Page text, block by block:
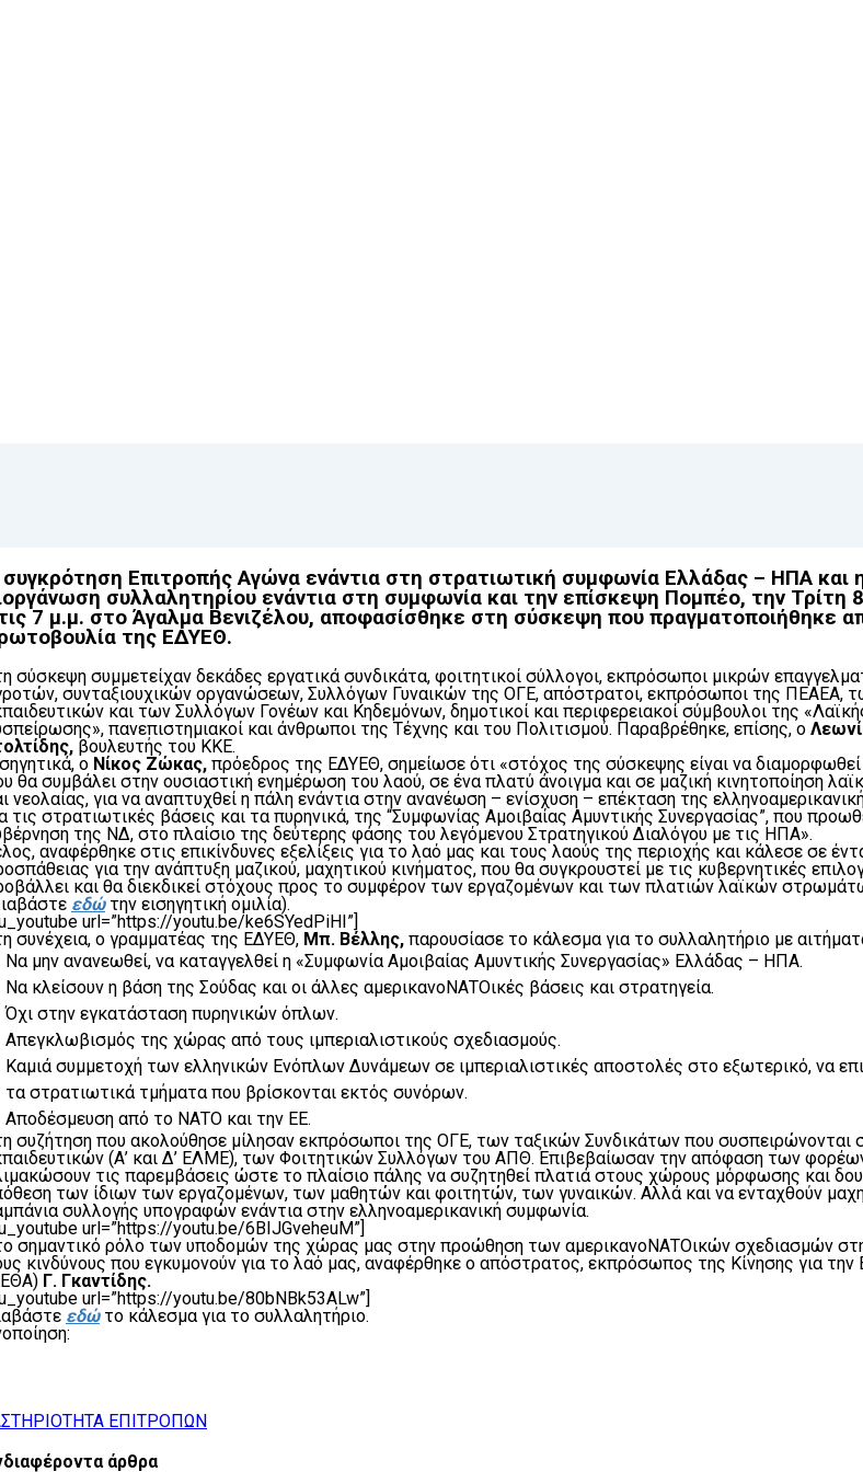
05/2026
πανελλαδικής αντιιμπεριαλιστικής δράσης: Κορύφωση με την 43η Μαραθώνια Πορεία Ειρήνης (SPOT)
05/2026
συγκρότηση Επιτροπής Αγώνα ενάντια στη στρατιωτική συμφωνία Ελλάδας – ΗΠΑ και
συλλαλητηρίου ενάντια στη συμφωνία και την επίσκεψη Πομπέο, την Τρίτη
7 μ.μ. στο Άγαλμα Βενιζέλου, αποφασίσθηκε στη σύσκεψη που πραγματοποιήθηκε
της ΕΔΥΕΘ.
σύσκεψη συμμετείχαν δεκάδες εργατικά συνδικάτα, φοιτητικοί σύλλογοι, εκπρόσωποι μικρών
συνταξιουχικών οργανώσεων, Συλλόγων Γυναικών της ΟΓΕ, απόστρατοι, εκπρόσωποι της ΠΕΑΕΑ,
και των Συλλόγων Γονέων και Κηδεμόνων, δημοτικοί και περιφερειακοί σύμβουλοι της
πανεπιστημιακοί και άνθρωποι της Τέχνης και του Πολιτισμού. Παραβρέθηκε, επίσης, ο
βουλευτής του ΚΚΕ.
ο Νίκος Ζώκας, πρόεδρος της ΕΔΥΕΘ, σημείωσε ότι «στόχος της σύσκεψης είναι να
θα συμβάλει στην ουσιαστική ενημέρωση του λαού, σε ένα πλατύ άνοιγμα και σε μαζική κινητοποίηση
νεολαίας, για να αναπτυχθεί η πάλη ενάντια στην ανανέωση – ενίσχυση – επέκταση της
τις στρατιωτικές βάσεις και τα πυρηνικά, της “Συμφωνίας Αμοιβαίας Αμυντικής Συνεργασίας”, που
της ΝΔ, στο πλαίσιο της δεύτερης φάσης του λεγόμενου Στρατηγικού Διαλόγου με τις ΗΠΑ».
αναφέρθηκε στις επικίνδυνες εξελίξεις για το λαό μας και τους λαούς της περιοχής και κάλεσε σε
για την ανάπτυξη μαζικού, μαχητικού κινήματος, που θα συγκρουστεί με τις κυβερνητικές
και θα διεκδικεί στόχους προς το συμφέρον των εργαζομένων και των πλατιών λαϊκών
εδώτην εισηγητική ομιλία).
url=”https://youtu.be/ke6SYedPiHI”]
συνέχεια, ο γραμματέας της ΕΔΥΕΘ, Μπ. Βέλλης, παρουσίασε το κάλεσμα για το συλλαλητήριο με
Να μην ανανεωθεί, να καταγγελθεί η «Συμφωνία Αμοιβαίας Αμυντικής Συνεργασίας» Ελλάδας – ΗΠΑ.
Να κλείσουν η βάση της Σούδας και οι άλλες αμερικανοΝΑΤΟικές βάσεις και στρατηγεία.
Όχι στην εγκατάσταση πυρηνικών όπλων.
Απεγκλωβισμός της χώρας από τους ιμπεριαλιστικούς σχεδιασμούς.
Καμιά συμμετοχή των ελληνικών Ενόπλων Δυνάμεων σε ιμπεριαλιστικές αποστολές στο εξωτερικό, να
τα στρατιωτικά τμήματα που βρίσκονται εκτός συνόρων.
Αποδέσμευση από το ΝΑΤΟ και την ΕΕ.
συζήτηση που ακολούθησε μίλησαν εκπρόσωποι της ΟΓΕ, των ταξικών Συνδικάτων που
(Α’ και Δ’ ΕΛΜΕ), των Φοιτητικών Συλλόγων του ΑΠΘ. Επιβεβαίωσαν την απόφαση των
τις παρεμβάσεις ώστε το πλαίσιο πάλης να συζητηθεί πλατιά στους χώρους μόρφωσης και
των ίδιων των εργαζομένων, των μαθητών και φοιτητών, των γυναικών. Αλλά και να ενταχθούν
συλλογής υπογραφών ενάντια στην ελληνοαμερικανική συμφωνία.
url=”https://youtu.be/6BIJGveheuM”]
σημαντικό ρόλο των υποδομών της χώρας μας στην προώθηση των αμερικανοΝΑΤΟικών σχεδιασμών
κινδύνους που εγκυμονούν για το λαό μας, αναφέρθηκε ο απόστρατος, εκπρόσωπος της Κίνησης για την
Γ. Γκαντίδης.
url=”https://youtu.be/80bNBk53ALw”]
εδώτο κάλεσμα για το συλλαλητήριο.
ΕΠΙΤΡΟΠΩΝ
άρθρα